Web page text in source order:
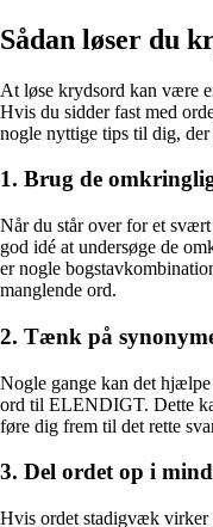
Sådan løser du
At løse krydsord kan være
Hvis du sidder fast med
nogle nyttige tips til dig,
1. Brug de
Når du står over for et
god idé at undersøge de
er nogle
manglende ord.
2. Tænk på
Nogle gange kan det
ord til ELENDIGT. Dette
føre dig frem til det rette
3. Del ordet op i
Hvis ordet stadigvæk virker